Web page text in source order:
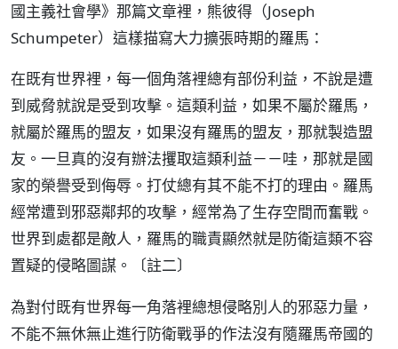
國主義社會學》那篇文章裡，熊彼得（Joseph
Schumpeter）這樣描寫大力擴張時期的羅馬：
在既有世界裡，每一個角落裡總有部份利益，不說是遭
到威脅就說是受到攻擊。這類利益，如果不屬於羅馬，
就屬於羅馬的盟友，如果沒有羅馬的盟友，那就製造盟
友。一旦真的沒有辦法攫取這類利益－－哇，那就是國
家的榮譽受到侮辱。打仗總有其不能不打的理由。羅馬
經常遭到邪惡鄰邦的攻擊，經常為了生存空間而奮戰。
世界到處都是敵人，羅馬的職責顯然就是防衛這類不容
置疑的侵略圖謀。
〔註二〕
為對付既有世界每一角落裡總想侵略別人的邪惡力量，
不能不無休無止進行防衛戰爭的作法沒有隨羅馬帝國的